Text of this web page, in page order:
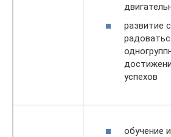
развитие
успехов
обучение